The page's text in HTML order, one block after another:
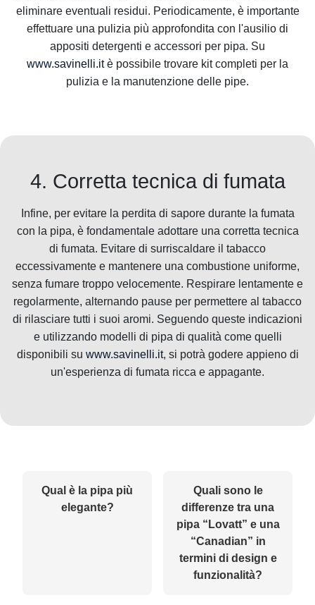
eliminare eventuali residui. Periodicamente, è importante
effettuare una pulizia più approfondita con l'ausilio di
appositi detergenti e accessori per pipa. Su
www.savinelli.itè possibile trovare kit completi per la
pulizia e la manutenzione delle pipe.
4. Corretta tecnica di fumata
Infine, per evitare la perdita di sapore durante la fumata
con la pipa, è fondamentale adottare una corretta tecnica
di fumata. Evitare di surriscaldare il tabacco
eccessivamente e mantenere una combustione uniforme,
senza fumare troppo velocemente. Respirare lentamente e
regolarmente, alternando pause per permettere al tabacco
di rilasciare tutti i suoi aromi. Seguendo queste indicazioni
e utilizzando modelli di pipa di qualità come quelli
disponibili su www.savinelli.it, si potrà godere appieno di
un'esperienza di fumata ricca e appagante.
Qual è la pipa più
elegante?
Quali sono le
differenze tra una
pipa “Lovatt” e una
“Canadian” in
termini di design e
funzionalità?